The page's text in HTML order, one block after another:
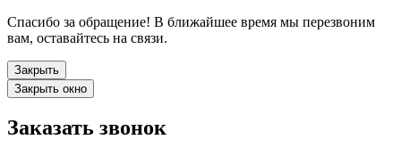
Спасибо за обращение! В ближайшее время мы перезвоним
вам, оставайтесь на связи.
Закрыть
Закрыть окно
Заказать звонок